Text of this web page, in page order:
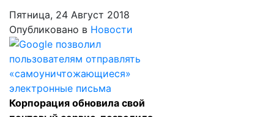
Пятница, 24 Август 2018
Опубликовано в Новости
Корпорация обновила свой